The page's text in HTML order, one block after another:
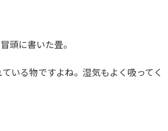
頭に書いた畳。
いる物ですよね。湿気もよく吸ってく